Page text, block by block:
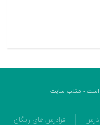
است - متلب سایت
فرادرس های رایگان